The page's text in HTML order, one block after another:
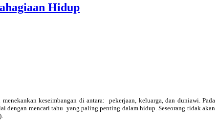
Hidup
keseimbangan di antara: pekerjaan, keluarga, dan duniawi. Pada
dengan mencari tahu yang paling penting dalam hidup. Seseorang tidak akan